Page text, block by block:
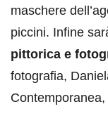
maschere
piccini. Infine
pittorica e
fotografia,